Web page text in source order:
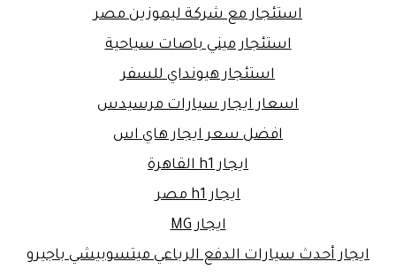
استئجار مع شركة ليموزين مصر
استئجار ميني باصات سياحية
استئجار هيونداي للسفر
اسعار ايجار سيارات مرسيدس
افضل سعر ايجار هاي اس
ايجار h1 القاهرة
ايجار h1 مصر
ايجار MG
ايجار أحدث سيارات الدفع الرباعي ميتسوبيشي باجيرو